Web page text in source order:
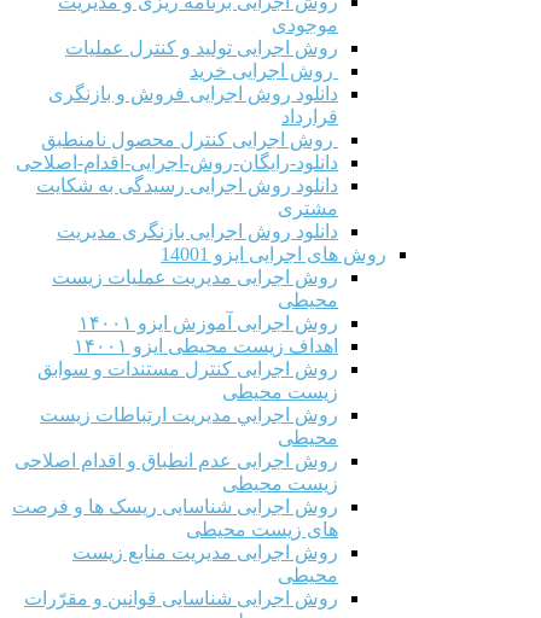
موجودی
روش اجرایی تولید و کنترل عملیات
روش اجرایی خرید
دانلود روش اجرایی فروش و بازنگری
قرارداد
روش اجرایی کنترل محصول نامنطبق
دانلود-رایگان-روش-اجرایی-اقدام-اصلاحی
دانلود روش اجرایی رسیدگی به شکایت
مشتری
دانلود روش اجرایی بازنگری مدیریت
روش های اجرایی ایزو 14001
روش اجرایی مدیریت عملیات زیست
محیطی
روش اجرایی آموزش ایزو ۱۴۰۰۱
اهداف زیست محیطی ایزو ۱۴۰۰۱
روش اجرایی کنترل مستندات و سوابق
زیست محیطی
روش اجرايي مدیریت ارتباطات زیست
محیطی
روش اجرایی عدم انطباق و اقدام اصلاحی
زیست محیطی
روش اجرایی شناسایی ریسک ها و فرصت
های زیست محیطی
روش اجرایی مدیریت منابع زیست
محیطی
روش اجرایی شناسایی قوانین و مقرّرات